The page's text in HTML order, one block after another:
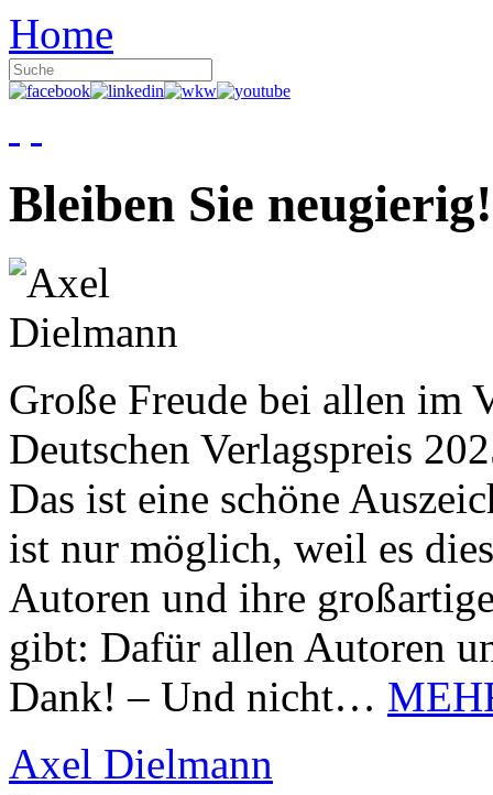
Home
Bleiben Sie neugierig!
Große Freude bei allen im
Deutschen Verlagspreis
Das ist eine schöne
ist nur möglich, weil es
Autoren und ihre
gibt: Dafür allen Autoren
Dank! – Und nicht…
Axel Dielmann